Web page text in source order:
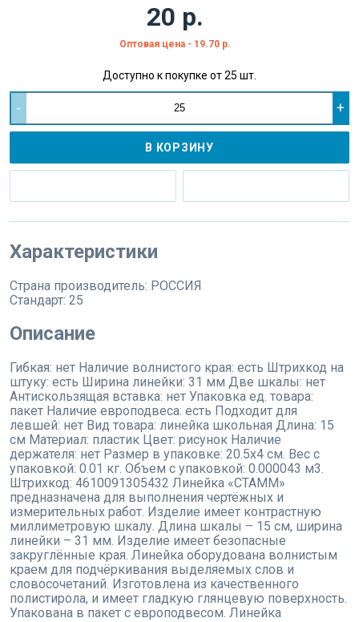
20 р.
Оптовая цена - 19.70 р.
Доступно к покупке от 25 шт.
- +
В КОРЗИНУ
Характеристики
Страна производитель: РОССИЯ
Стандарт: 25
Описание
Гибкая: нет Наличие волнистого края: есть Штрихкод на
штуку: есть Ширина линейки: 31 мм Две шкалы: нет
Антискользящая вставка: нет Упаковка ед. товара:
пакет Наличие европодвеса: есть Подходит для
левшей: нет Вид товара: линейка школьная Длина: 15
см Материал: пластик Цвет: рисунок Наличие
держателя: нет Размер в упаковке: 20.5x4 см. Вес с
упаковкой: 0.01 кг. Объем с упаковкой: 0.000043 м3.
Штрихкод: 4610091305432 Линейка «СТАММ»
предназначена для выполнения чертёжных и
измерительных работ. Изделие имеет контрастную
миллиметровую шкалу. Длина шкалы – 15 см, ширина
линейки – 31 мм. Изделие имеет безопасные
закруглённые края. Линейка оборудована волнистым
краем для подчёркивания выделяемых слов и
словосочетаний. Изготовлена из качественного
полистирола, и имеет гладкую глянцевую поверхность.
Упакована в пакет с европодвесом. Линейка